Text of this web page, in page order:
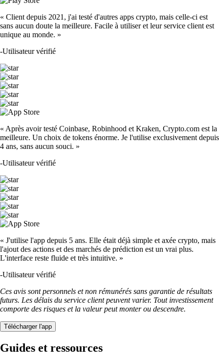
« Client depuis 2021, j'ai testé d'autres apps crypto, mais celle-ci est
sans aucun doute la meilleure. Facile à utiliser et leur service client est
unique au monde. »
-Utilisateur vérifié
« Après avoir testé Coinbase, Robinhood et Kraken, Crypto.com est la
meilleure. Un choix de tokens énorme. Je l'utilise exclusivement depuis
4 ans, sans aucun souci. »
-Utilisateur vérifié
« J'utilise l'app depuis 5 ans. Elle était déjà simple et axée crypto, mais
l'ajout des actions et des marchés de prédiction est un vrai plus.
L'interface reste fluide et très intuitive. »
-Utilisateur vérifié
Ces avis sont personnels et non rémunérés sans garantie de résultats
futurs. Les délais du service client peuvent varier. Tout investissement
comporte des risques et la valeur peut monter ou descendre.
Télécharger l'app
Guides et ressources